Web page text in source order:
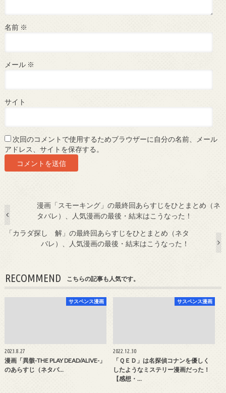
名前 ※
メール ※
サイト
次回のコメントで使用するためブラウザーに自分の名前、メール
アドレス、サイトを保存する。
漫画「スモーキング」の最終回あらすじをひとまとめ（ネ
タバレ）、人気漫画の最後・結末はこうなった！
「カラダ探し 解」の最終回あらすじをひとまとめ（ネタ
バレ）、人気漫画の最後・結末はこうなった！
RECOMMEND こちらの記事も人気です。
サスペンス漫画
2023.8.27
漫画「異骸-THE PLAY DEAD/ALIVE-」
のあらすじ（ネタバ…
サスペンス漫画
2022.12.30
「ＱＥＤ」は名探偵コナンを優しく
したようなミステリー漫画だった！
【感想・…